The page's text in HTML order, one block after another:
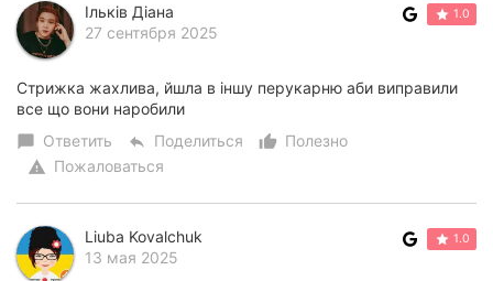
Ільків Діана
27 сентября 2025
1.0
Стрижка жахлива, йшла в іншу перукарню аби виправили
все що вони наробили
chat_bubble Ответить reply Поделиться thumb_up_alt
Полезно
warning Пожаловаться
Liuba Kovalchuk
13 мая 2025
1.0